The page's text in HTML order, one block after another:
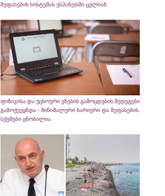
შეფასების სისტემას ესპანეთში ცვლიან
ფიზიკისა და უცხოური ენების გამოცდების შედეგები
გამოქვეყნდა - მინიმალური ბარიერი და შეფასების
სქემები ცნობილია